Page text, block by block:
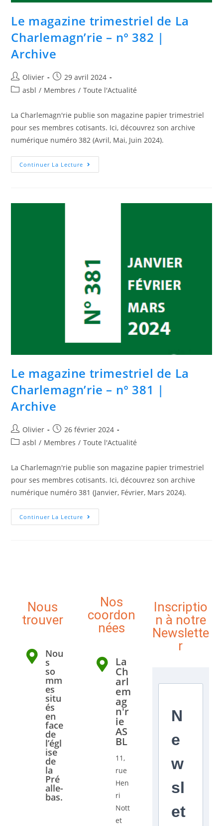
Le magazine trimestriel de La
Charlemagn’rie – n° 382 |
Archive
Olivier
29 avril 2024
asbl / Membres / Toute l'Actualité
La Charlemagn'rie publie son magazine papier trimestriel
pour ses membres cotisants. Ici, découvrez son archive
numérique numéro 382 (Avril, Mai, Juin 2024).
Continuer La Lecture
Le magazine trimestriel de La
Charlemagn’rie – n° 381 |
Archive
Olivier
26 février 2024
asbl / Membres / Toute l'Actualité
La Charlemagn'rie publie son magazine papier trimestriel
pour ses membres cotisants. Ici, découvrez son archive
numérique numéro 381 (Janvier, Février, Mars 2024).
Continuer La Lecture
Nous
trouver
Nou
s
so
mm
es
situ
és
en
face
de
l’égl
ise
de
la
Pré
alle-
bas.
Nos
coordon
nées
La
Ch
arl
em
ag
n'r
ie
AS
BL
11,
rue
Hen
ri
Nott
et
Inscriptio
n à notre
Newslette
r
N
e
w
sl
et